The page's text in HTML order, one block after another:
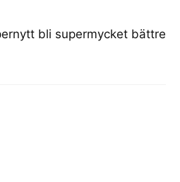
bli supermycket bättre